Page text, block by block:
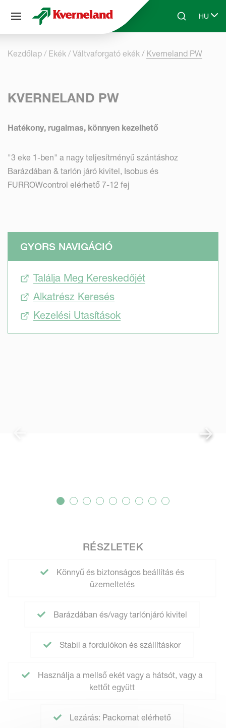
Skip to main contentSearchHU
Select
Kezdőlap Ekék Váltvaforgató ekék Kverneland PW
KVERNELAND PW
Hatékony, rugalmas, könnyen kezelhető
"3 eke 1-ben" a nagy teljesítményű szántáshoz
Barázdában & tarlón járó kivitel, Isobus és
FURROWcontrol elérhető 7-12 fej
GYORS NAVIGÁCIÓ
Találja Meg Kereskedőjét
Alkatrész Keresés
Kezelési Utasítások
RÉSZLETEK
Könnyű és biztonságos beállítás és
üzemeltetés
Barázdában és/vagy tarlónjáró kivitel
Stabil a fordulókon és szállításkor
Használja a mellső ekét vagy a hátsót, vagy a
kettőt együtt
Lezárás: Packomat elérhető
Süti preferenciák